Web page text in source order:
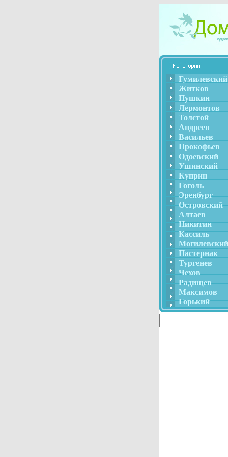
Гумилевский
Житков
Пушкин
Лермонтов
Толстой
Андреев
Васильев
Прокофьев
Одоевский
Ушинский
Куприн
Гоголь
Эренбург
Островский
Алтаев
Никитин
Кассиль
Могилевский
Пастернак
Тургенев
Чехов
Радищев
Максимов
Горький